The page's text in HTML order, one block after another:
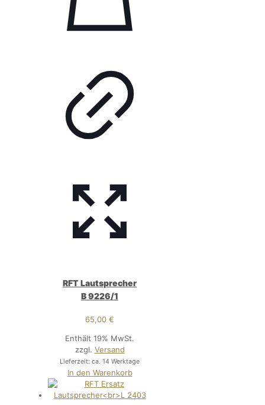
RFT Lautsprecher
B 9226/1
65,00€
Enthält 19% MwSt.
zzgl. Versand
Lieferzeit: ca. 14 Werktage
In den Warenkorb